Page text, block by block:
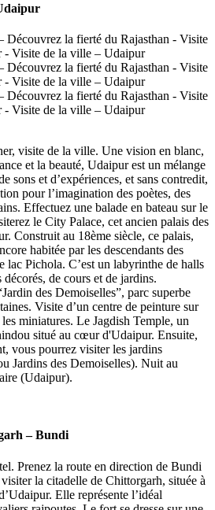
visite de la ville. Une vision en blanc,
et la beauté, Udaipur est un mélange
sons et d’expériences, et sans contredit,
pour l’imagination des poètes, des
Effectuez une balade en bateau sur le
le City Palace, cet ancien palais des
Construit au 18ème siècle, ce palais,
habitée par les descendants des
lac Pichola. C’est un labyrinthe de halls
décorés, de cours et de jardins.
des Demoiselles”, parc superbe
Visite d’un centre de peinture sur
miniatures. Le Jagdish Temple, un
situé au cœur d'Udaipur. Ensuite,
vous pourrez visiter les jardins
Jardins des Demoiselles). Nuit au
(Udaipur).
– Bundi
Prenez la route en direction de Bundi
la citadelle de Chittorgarh, située à
Elle représente l’idéal